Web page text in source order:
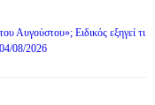
Αυγούστου»; Ειδικός εξηγεί τι
04/08/2026